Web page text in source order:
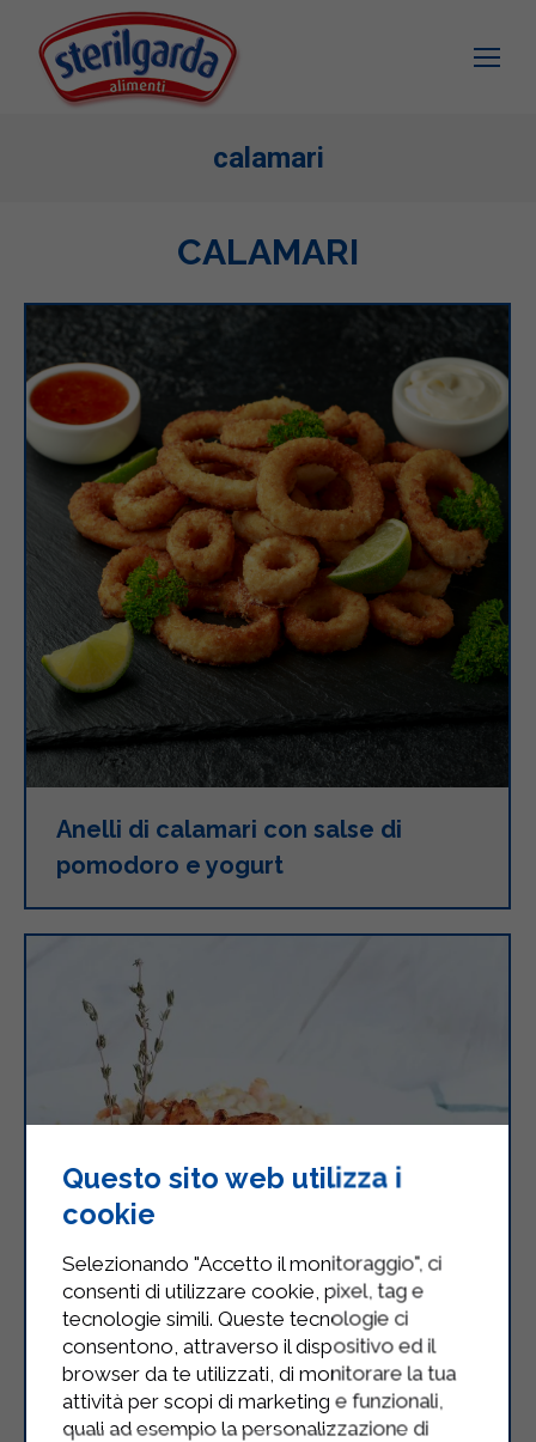
calamari
CALAMARI
Anelli di calamari con salse di
pomodoro e yogurt
Questo sito web utilizza i
cookie
Selezionando "Accetto il monitoraggio", ci
consenti di utilizzare cookie, pixel, tag e
tecnologie simili. Queste tecnologie ci
consentono, attraverso il dispositivo ed il
browser da te utilizzati, di monitorare la tua
attività per scopi di marketing e funzionali,
quali ad esempio la personalizzazione di